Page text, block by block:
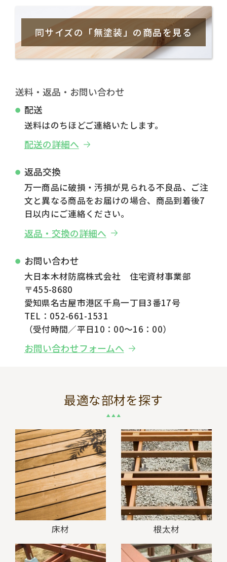
同サイズの「無塗装」の商品を見る
送料・返品・お問い合わせ
配送
送料はのちほどご連絡いたします。
配送の詳細へ
返品交換
万一商品に破損・汚損が見られる不良品、ご注
文と異なる商品をお届けの場合、商品到着後7
日以内にご連絡ください。
返品・交換の詳細へ
お問い合わせ
大日本木材防腐株式会社 住宅資材事業部
〒455-8680
愛知県名古屋市港区千鳥一丁目3番17号
TEL：052-661-1531
（受付時間／平日10：00～16：00）
お問い合わせフォームへ
最適な部材を探す
床材 根太材